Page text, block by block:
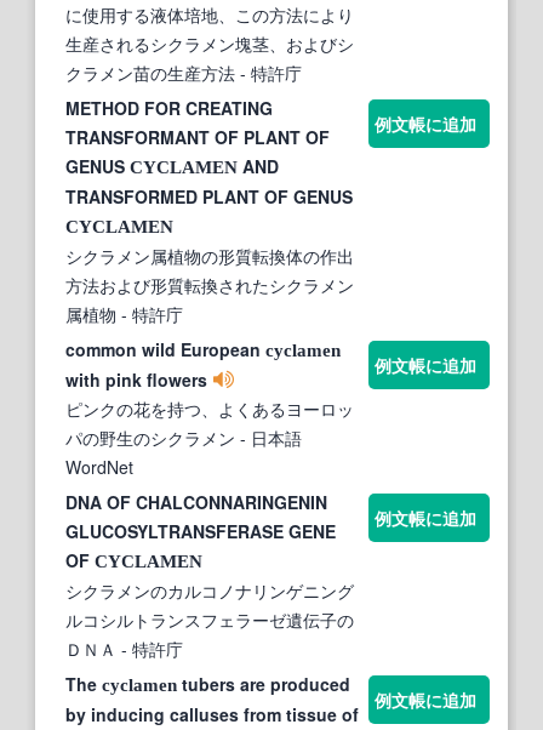
に使用する液体培地、この方法により
生産されるシクラメン塊茎、およびシ
クラメン苗の生産方法 - 特許庁
METHOD FOR CREATING
TRANSFORMANT OF PLANT OF
GENUS CYCLAMEN AND
TRANSFORMED PLANT OF GENUS
CYCLAMEN
シクラメン属植物の形質転換体の作出
方法および形質転換されたシクラメン
属植物 - 特許庁
例文帳に追加
common wild European cyclamen
with pink flowers
ピンクの花を持つ、よくあるヨーロッ
パの野生のシクラメン - 日本語
WordNet
例文帳に追加
DNA OF CHALCONNARINGENIN
GLUCOSYLTRANSFERASE GENE
OF CYCLAMEN
シクラメンのカルコノナリンゲニング
ルコシルトランスフェラーゼ遺伝子の
ＤＮＡ - 特許庁
例文帳に追加
The cyclamen tubers are produced
by inducing calluses from tissue of
例文帳に追加